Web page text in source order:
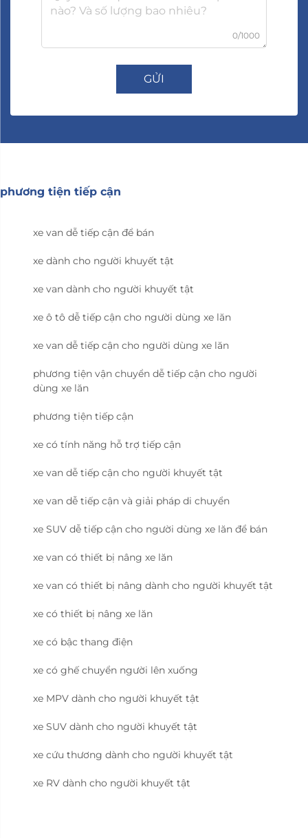
0/1000
GỬI
phương tiện tiếp cận
xe van dễ tiếp cận để bán
xe dành cho người khuyết tật
xe van dành cho người khuyết tật
xe ô tô dễ tiếp cận cho người dùng xe lăn
xe van dễ tiếp cận cho người dùng xe lăn
phương tiện vận chuyển dễ tiếp cận cho người
dùng xe lăn
phương tiện tiếp cận
xe có tính năng hỗ trợ tiếp cận
xe van dễ tiếp cận cho người khuyết tật
xe van dễ tiếp cận và giải pháp di chuyển
xe SUV dễ tiếp cận cho người dùng xe lăn để bán
xe van có thiết bị nâng xe lăn
xe van có thiết bị nâng dành cho người khuyết tật
xe có thiết bị nâng xe lăn
xe có bậc thang điện
xe có ghế chuyển người lên xuống
xe MPV dành cho người khuyết tật
xe SUV dành cho người khuyết tật
xe cứu thương dành cho người khuyết tật
xe RV dành cho người khuyết tật